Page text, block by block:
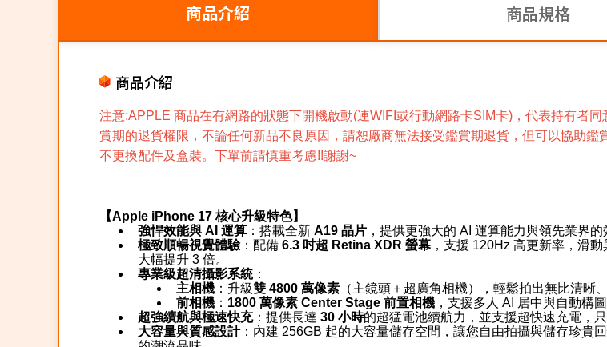
商品介紹 商品規格
商品介紹
注意:APPLE 商品在有網路的狀態下開機啟動(連WIFI或行動網路卡SIM卡)，代表持有者
賞期的退貨權限，不論任何新品不良原因，請恕廠商無法接受鑑賞期退貨， 但可以協助鑑
不更換配件及盒裝。 下單前請慎重考慮!!謝謝~
【Apple iPhone 17 核心升級特色】
強悍效能與 AI 運算 ：搭載全新 A19 晶片 ，提供更強大的 AI 運算能力與領先業界
極致順暢視覺體驗：配備 6.3 吋超 Retina XDR 螢幕 ，支援 120Hz 高更新率，滑
大幅提升 3 倍。
專業級超清攝影系統：
主相機 ：升級雙 4800 萬像素 （主鏡頭＋超廣角相機），輕鬆拍出無比清晰
前相機 ： 1800 萬像素 Center Stage 前置相機 ，支援多人 AI 居中與自動構
超強續航與極速快充：提供長達 30 小時的超猛電池續航力，並支援超快速充電，
大容量與質感設計：內建 256GB 起的大容量儲存空間，讓您自由拍攝與儲存珍貴